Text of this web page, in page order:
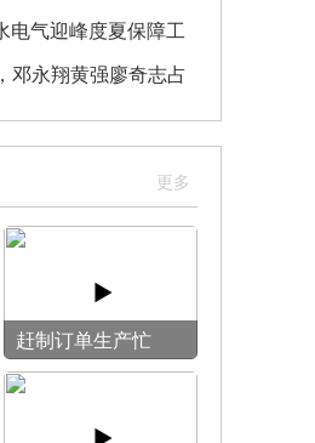
电气迎峰度夏保障工
邓永翔黄强廖奇志占
赶制订单生产忙